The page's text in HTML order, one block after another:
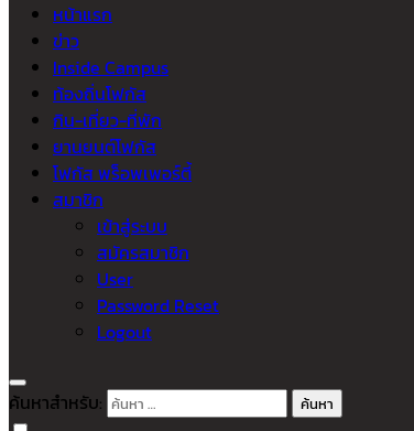
หน้าแรก
ข่าว
Inside Campus
ท้องถิ่นโฟกัส
กิน-เที่ยว-ที่พัก
ยานยนต์โฟกัส
โฟกัส พร็อพเพอร์ตี้
สมาชิก
เข้าสู่ระบบ
สมัครสมาชิก
User
Password Reset
Logout
ค้นหาสำหรับ: